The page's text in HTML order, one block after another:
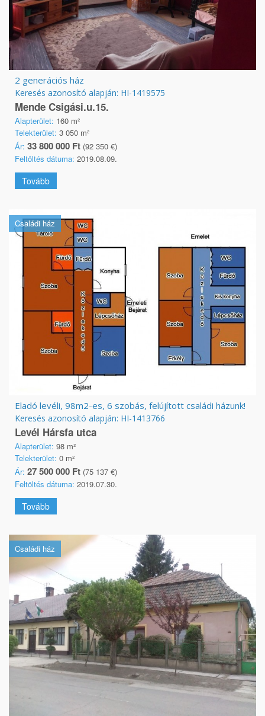
2 generációs ház
Keresés azonosító alapján: HI-1419575
Mende Csigási.u.15.
Alapterület: 160 m²
Telekterület: 3 050 m²
Ár: 33 800 000 Ft (92 350 €)
Feltöltés dátuma: 2019.08.09.
Tovább
Családi ház
Eladó levéli, 98m2-es, 6 szobás, felújított családi házunk!
Keresés azonosító alapján: HI-1413766
Levél Hársfa utca
Alapterület: 98 m²
Telekterület: 0 m²
Ár: 27 500 000 Ft (75 137 €)
Feltöltés dátuma: 2019.07.30.
Tovább
Családi ház